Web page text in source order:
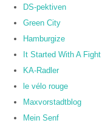
DS-pektiven
Green City
Hamburgize
It Started With A Fight
KA-Radler
le vélo rouge
Maxvorstadtblog
Mein Senf